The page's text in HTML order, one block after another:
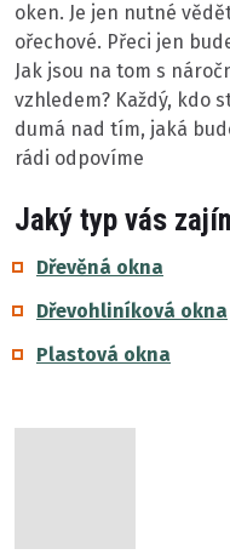
oken. Je jen nutné
ořechové. Přeci jen
Jak jsou na tom s
vzhledem? Každý, kdo
dumá nad tím, jaká
rádi odpovíme
Jaký typ vás
Dřevěná okna
Dřevohliníková okna
Plastová okna